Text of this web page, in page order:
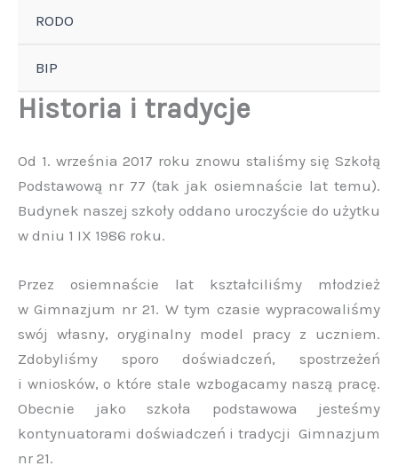
RODO
BIP
Historia i tradycje
Od 1. września 2017 roku znowu staliśmy się Szkołą
Podstawową nr 77 (tak jak osiemnaście lat temu).
Budynek naszej szkoły oddano uroczyście do użytku
w dniu 1 IX 1986 roku.
Przez osiemnaście lat kształciliśmy młodzież
w Gimnazjum nr 21. W tym czasie wypracowaliśmy
swój własny, oryginalny model pracy z uczniem.
Zdobyliśmy sporo doświadczeń, spostrzeżeń
i wniosków, o które stale wzbogacamy naszą pracę.
Obecnie jako szkoła podstawowa jesteśmy
kontynuatorami doświadczeń i tradycji Gimnazjum
nr 21.